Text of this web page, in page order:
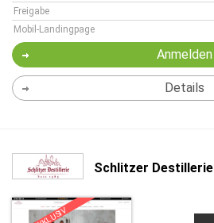
Freigabe
Mobil-Landingpage
Anmelden
Details
Schlitzer Destillerie